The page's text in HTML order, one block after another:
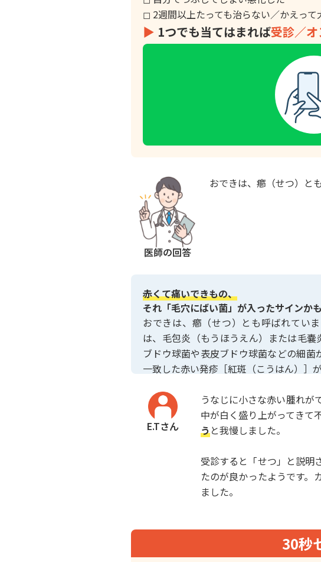
◻︎ 2週間以上たっても治らない／かえって
▶︎ 1つでも当てはまれば受診／
医師の回答
おできは、癤（せつ）と
赤くて痛いできもの、
それ「毛穴にばい菌」が入ったサインかも
おできは、癤（せつ）とも呼ばれてい
は、毛包炎（もうほうえん）または毛
ブドウ球菌や表皮ブドウ球菌などの細
一致した赤い発疹［紅斑（こうはん）］
E.Tさん
うなじに小さな赤い腫れが
中が白く盛り上がってきて
うと我慢しました。
受診すると「せつ」と説明
たのが良かったようです。
ました。
30秒